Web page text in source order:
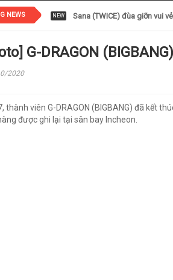
NEWS NEW Sana (TWICE) đùa giỡn vui
G-DRAGON
2020
thành viên G-DRAGON (BIGBANG) đã kết
được ghi lại tại sân bay Incheon.